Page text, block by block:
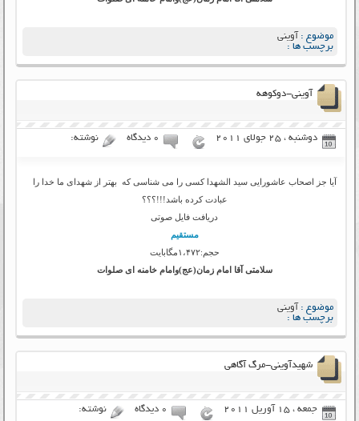
موضوع : آوینی
برچسب ها :
آوینی-دوکوهه
دوشنبه ، 25 جولای 2011 ۰ دیدگاه نوشته:
آیا جز اصحاب عاشورایی سید الشهدا کسی را می شناسی که بهتر از شهدای ما خدا را
عبادت کرده باشد!!!؟؟؟
دریافت فایل صوتی
مستقیم
حجم:۱،۴۷۲مگابایت
سلامتی آقا امام زمان(عج)وامام خامنه ای صلوات
موضوع : آوینی
برچسب ها :
شهیدآوینی-مرگ آگاهی
جمعه ، 15 آوریل 2011 ۰ دیدگاه نوشته: